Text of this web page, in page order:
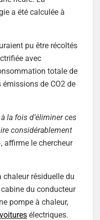
a été calculée à
pu être récoltés
avec
totale de
de CO2 de
la fois d’éliminer ces
considérablement
affirme le chercheur
résiduelle du
du conducteur
pompe à chaleur,
voitures électriques.